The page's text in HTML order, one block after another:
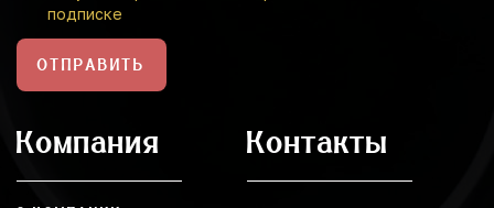
подписке
ОТПРАВИТЬ
Компания Контакты